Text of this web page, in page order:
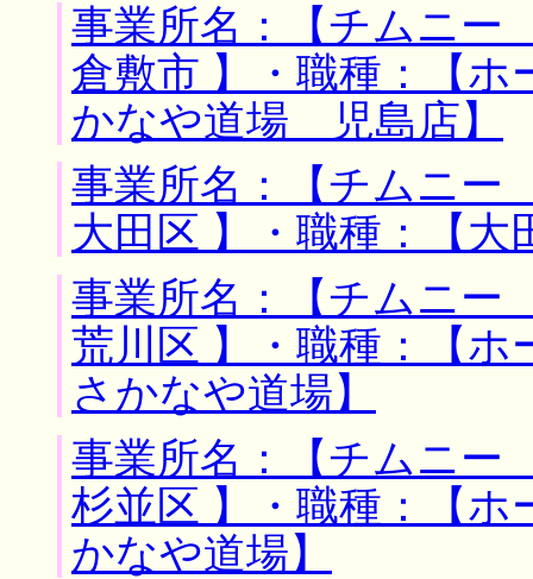
事業所名：【チムニ
倉敷市 】・職種：【
かなや道場 児島店】
事業所名：【チムニ
大田区 】・職種：【大
事業所名：【チムニ
荒川区 】・職種：【
さかなや道場】
事業所名：【チムニ
杉並区 】・職種：【
かなや道場】